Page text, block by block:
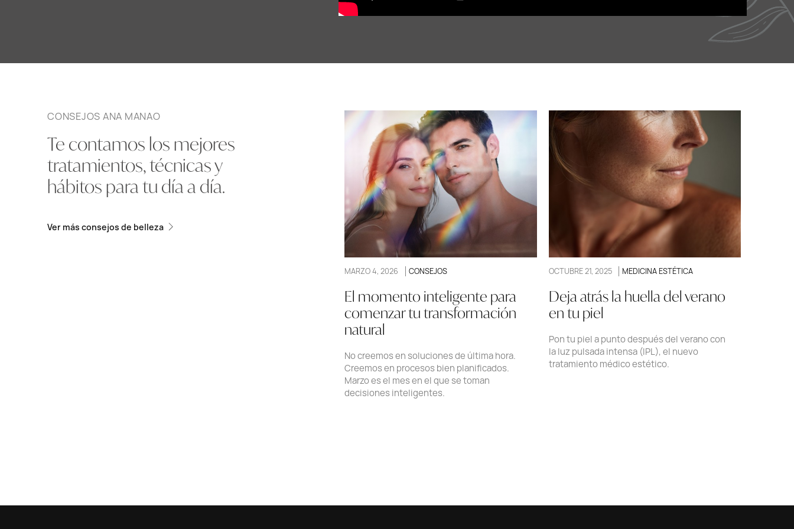
CONSEJOS ANA MANAO
Te contamos los mejores
tratamientos, técnicas y
hábitos para tu día a día.
Ver más consejos de belleza
MARZO 4, 2026 CONSEJOS
El momento inteligente para
comenzar tu transformación
natural
No creemos en soluciones de última hora.
Creemos en procesos bien planificados.
Marzo es el mes en el que se toman
decisiones inteligentes.
OCTUBRE 21, 2025 MEDICINA ESTÉTICA
Deja atrás la huella del verano
en tu piel
Pon tu piel a punto después del verano con
la luz pulsada intensa (IPL), el nuevo
tratamiento médico estético.